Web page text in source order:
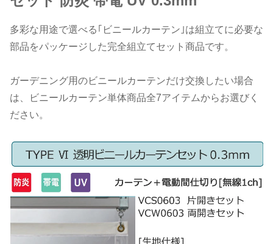
多彩な用途で選べる｢ビニールカーテン｣は組立てに必要な
部品をパッケージした完全組立てセット商品です。
ガーデニング用のビニールカーテンだけ交換したい場合
は、ビニールカーテン単体商品全7アイテムからお選びく
ださい。